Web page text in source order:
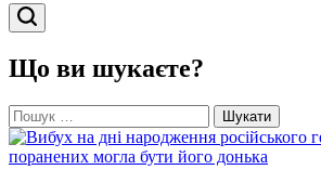
Що ви шукаєте?
Пошук: